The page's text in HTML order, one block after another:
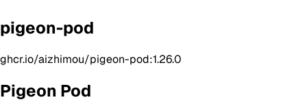
pigeon-pod
ghcr.io/aizhimou/pigeon-pod:1.26.0
Pigeon Pod